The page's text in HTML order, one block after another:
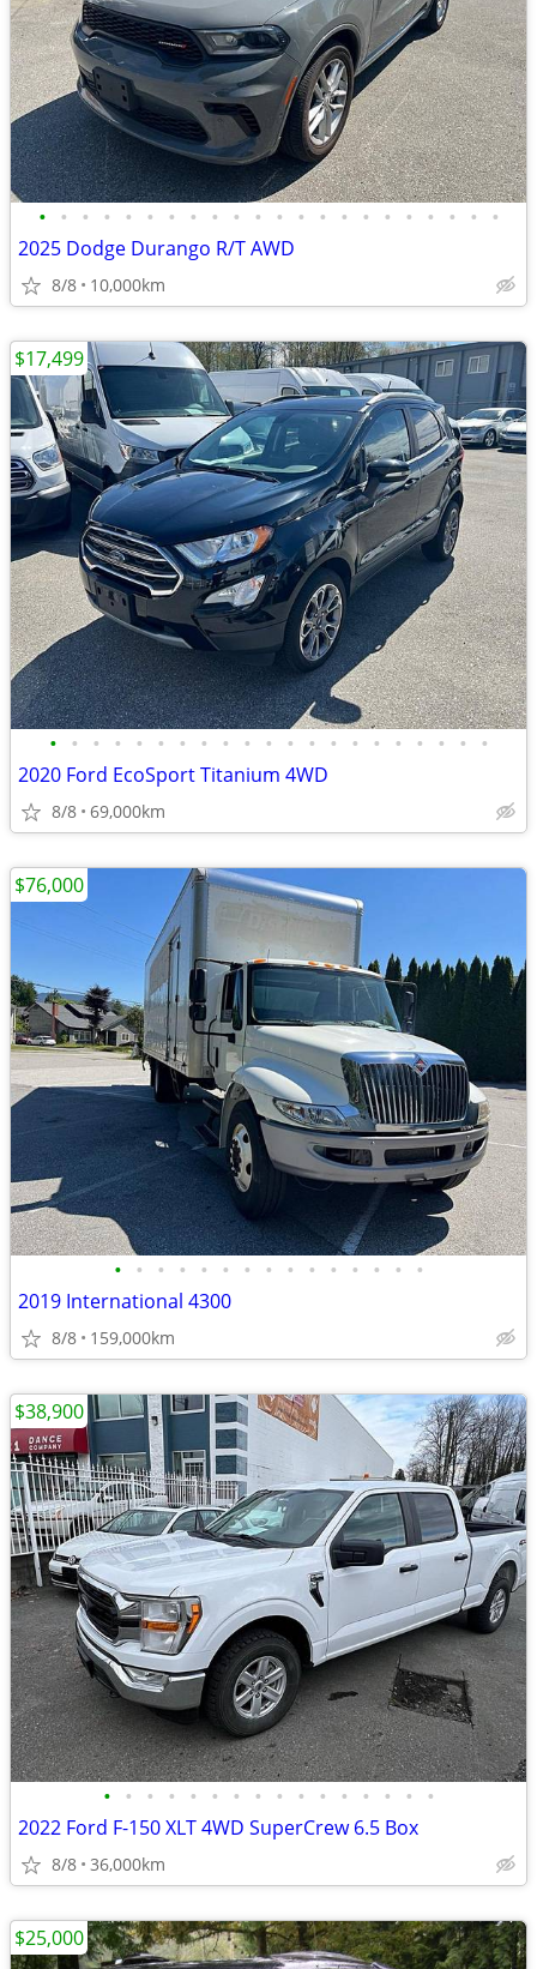
• • • • • • • • • • • • • • • • • • • • • •
2025 Dodge Durango R/T AWD
8/8 10,000km
• • • • • • • • • • • • • • • • • • • • •
2020 Ford EcoSport Titanium 4WD
8/8 69,000km
$17,499
• • • • • • • • • • • • • • •
2019 International 4300
8/8 159,000km
$76,000
• • • • • • • • • • • • • • • •
2022 Ford F-150 XLT 4WD SuperCrew 6.5 Box
8/8 36,000km
$38,900
$25,000